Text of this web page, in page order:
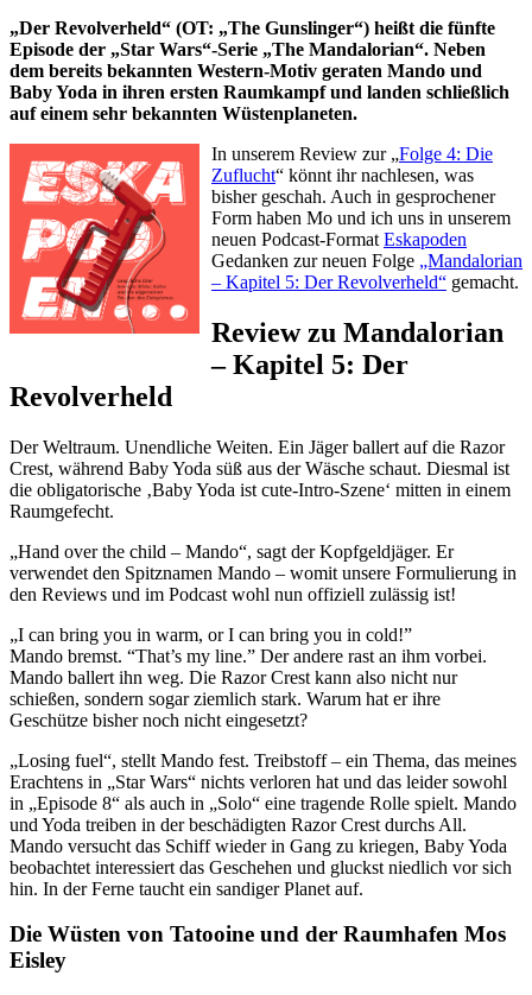
„Der Revolverheld“ (OT: „The Gunslinger“) heißt die fünfte
Episode der „Star Wars“-Serie „The Mandalorian“. Neben
dem bereits bekannten Western-Motiv geraten Mando und
Baby Yoda in ihren ersten Raumkampf und landen schließlich
auf einem sehr bekannten Wüstenplaneten.
In unserem Review zur „Folge 4: Die
Zuflucht“ könnt ihr nachlesen, was
bisher geschah. Auch in gesprochener
Form haben Mo und ich uns in unserem
neuen Podcast-Format Eskapoden
Gedanken zur neuen Folge „Mandalorian
– Kapitel 5: Der Revolverheld“ gemacht.
Review zu Mandalorian
– Kapitel 5: Der
Revolverheld
Der Weltraum. Unendliche Weiten. Ein Jäger ballert auf die Razor
Crest, während Baby Yoda süß aus der Wäsche schaut. Diesmal ist
die obligatorische ‚Baby Yoda ist cute-Intro-Szene‘ mitten in einem
Raumgefecht.
„Hand over the child – Mando“, sagt der Kopfgeldjäger. Er
verwendet den Spitznamen Mando – womit unsere Formulierung in
den Reviews und im Podcast wohl nun offiziell zulässig ist!
„I can bring you in warm, or I can bring you in cold!”
Mando bremst. “That’s my line.” Der andere rast an ihm vorbei.
Mando ballert ihn weg. Die Razor Crest kann also nicht nur
schießen, sondern sogar ziemlich stark. Warum hat er ihre
Geschütze bisher noch nicht eingesetzt?
„Losing fuel“, stellt Mando fest. Treibstoff – ein Thema, das meines
Erachtens in „Star Wars“ nichts verloren hat und das leider sowohl
in „Episode 8“ als auch in „Solo“ eine tragende Rolle spielt. Mando
und Yoda treiben in der beschädigten Razor Crest durchs All.
Mando versucht das Schiff wieder in Gang zu kriegen, Baby Yoda
beobachtet interessiert das Geschehen und gluckst niedlich vor sich
hin. In der Ferne taucht ein sandiger Planet auf.
Die Wüsten von Tatooine und der Raumhafen Mos
Eisley